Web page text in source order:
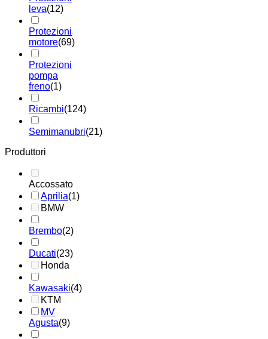
leva(12)
Protezioni
motore(69)
Protezioni
pompa
freno(1)
Ricambi(124)
Semimanubri(21)
Produttori
Accossato
Aprilia(1)
BMW
Brembo(2)
Ducati(23)
Honda
Kawasaki(4)
KTM
MV
Agusta(9)